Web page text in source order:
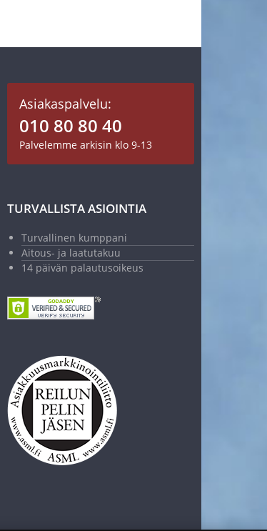
Asiakaspalvelu:
010 80 80 40
Palvelemme arkisin klo 9-13
TURVALLISTA ASIOINTIA
Turvallinen kumppani
Aitous- ja laatutakuu
14 päivän palautusoikeus